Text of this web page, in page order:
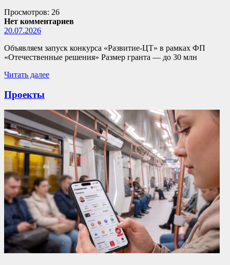
Просмотров: 26
Нет комментариев
20.07.2026
Объявляем запуск конкурса «Развитие-ЦТ» в рамках ФП
«Отечественные решения» Размер гранта — до 30 млн
Читать далее
Проекты